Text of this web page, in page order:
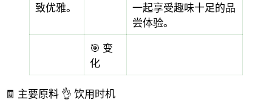
致优雅。
一起享受趣味十足的品
尝体验。
🎯 变
化
🧾 主要原料 👌 饮用时机